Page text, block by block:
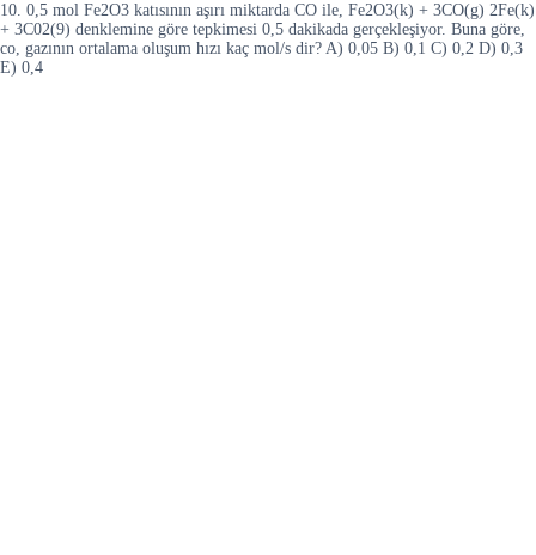
10. 0,5 mol Fe2O3 katısının aşırı miktarda CO ile, Fe2O3(k) + 3CO(g) 2Fe(k)
+ 3C02(9) denklemine göre tepkimesi 0,5 dakikada gerçekleşiyor. Buna göre,
co, gazının ortalama oluşum hızı kaç mol/s dir? A) 0,05 B) 0,1 C) 0,2 D) 0,3
E) 0,4